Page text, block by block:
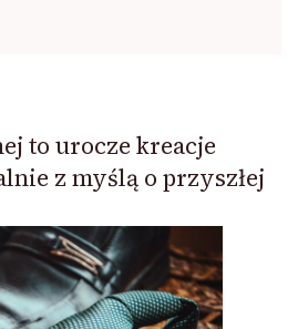
to urocze kreacje
z myślą o przyszłej